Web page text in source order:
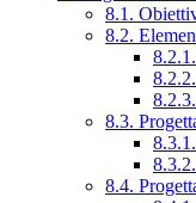
8.1.
8.2.
8.3.
8.4.